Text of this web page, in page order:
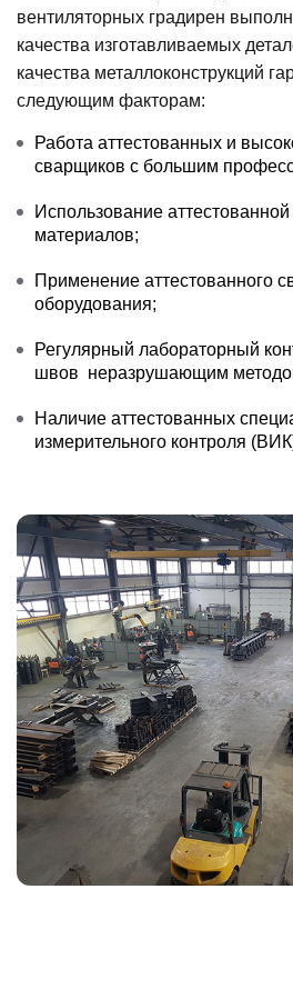
вентиляторных градирен
качества изготавливаемых
качества металлоконструкций
следующим факторам:
Работа аттестованных и
сварщиков с большим
Использование
материалов;
Применение аттестованного
оборудования;
Регулярный лабораторный
швов неразрушающим
Наличие аттестованных
измерительного контроля